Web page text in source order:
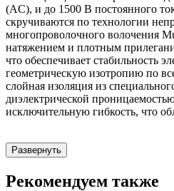
(AC), и до 1500 В постоянного
скручиваются по технологии
многопроволочного волочения
натяжением и плотным
что обеспечивает стабильность
геометрическую изотропию по
слойная изоляция из
диэлектрической
исключительную гибкость, что
Развернуть
Рекомендуем также